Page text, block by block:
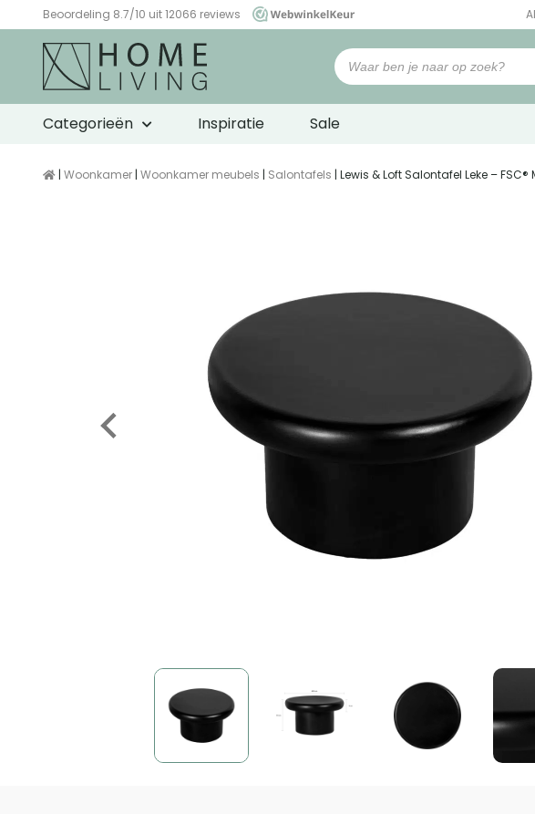
Beoordeling 8.7/10 uit 12066 reviews
WebwinkelKeur
Categorieën Inspiratie Sale
| Woonkamer | Woonkamer meubels | Salontafels | Lewis & Loft Salontafel Leke –